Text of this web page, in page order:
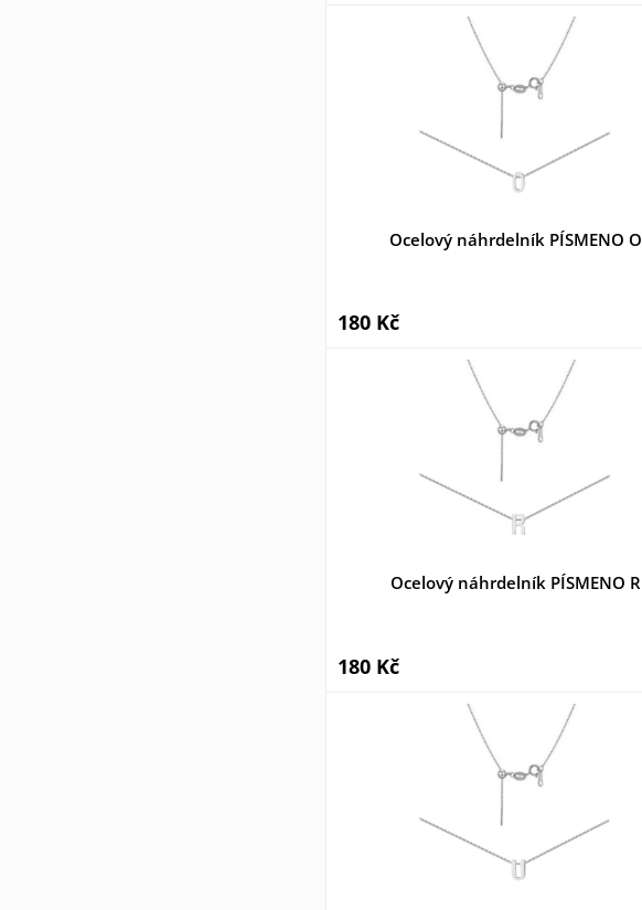
Ocelový náhrdelník PÍSMENO O
180 Kč
Ocelový náhrdelník PÍSMENO R
180 Kč